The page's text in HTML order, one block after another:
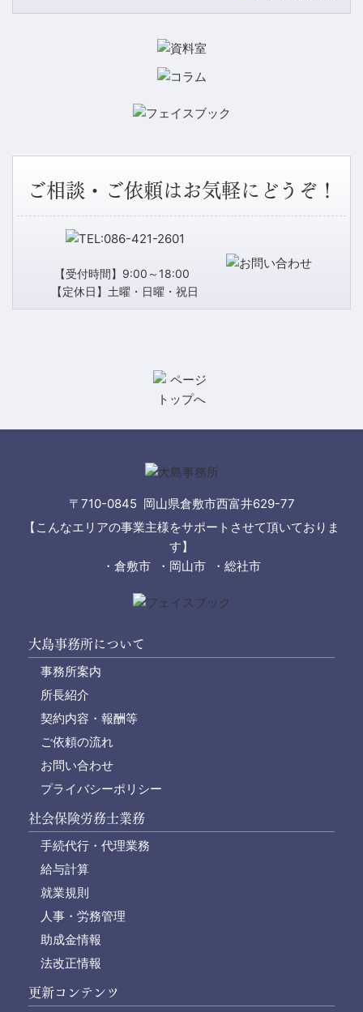
ご相談・ご依頼はお気軽にどうぞ！
【受付時間】9:00～18:00
【定休日】土曜・日曜・祝日
〒710-0845 岡山県倉敷市西富井629-77
【こんなエリアの事業主様をサポートさせて頂いておりま
す】
・倉敷市 ・岡山市 ・総社市
大島事務所について
事務所案内
所長紹介
契約内容・報酬等
ご依頼の流れ
お問い合わせ
プライバシーポリシー
社会保険労務士業務
手続代行・代理業務
給与計算
就業規則
人事・労務管理
助成金情報
法改正情報
更新コンテンツ